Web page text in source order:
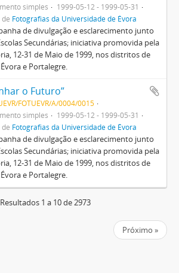
simples
1999-05-12 - 1999-05-31
de Fotografias da Universidade de Évora
de divulgação e esclarecimento junto
Secundárias; iniciativa promovida pela
12-31 de Maio de 1999, nos distritos de
Évora e Portalegre.
o Futuro”
FOTUEVR/A/0004/0015
simples
1999-05-12 - 1999-05-31
de Fotografias da Universidade de Évora
de divulgação e esclarecimento junto
Secundárias; iniciativa promovida pela
12-31 de Maio de 1999, nos distritos de
Évora e Portalegre.
Resultados 1 a 10 de 2973
Próximo »